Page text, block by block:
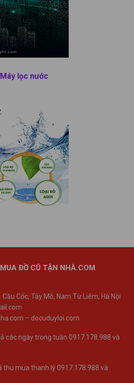
Máy lọc nước
ĐỒ CŨ TẬN NHÀ.COM
Cốc, Tây Mỗ, Nam Từ Liêm, Hà Nội
– docuduyloi.com
các ngày trong tuần 0917.178.988 và
thu mua thanh lý 0917.178.988 và